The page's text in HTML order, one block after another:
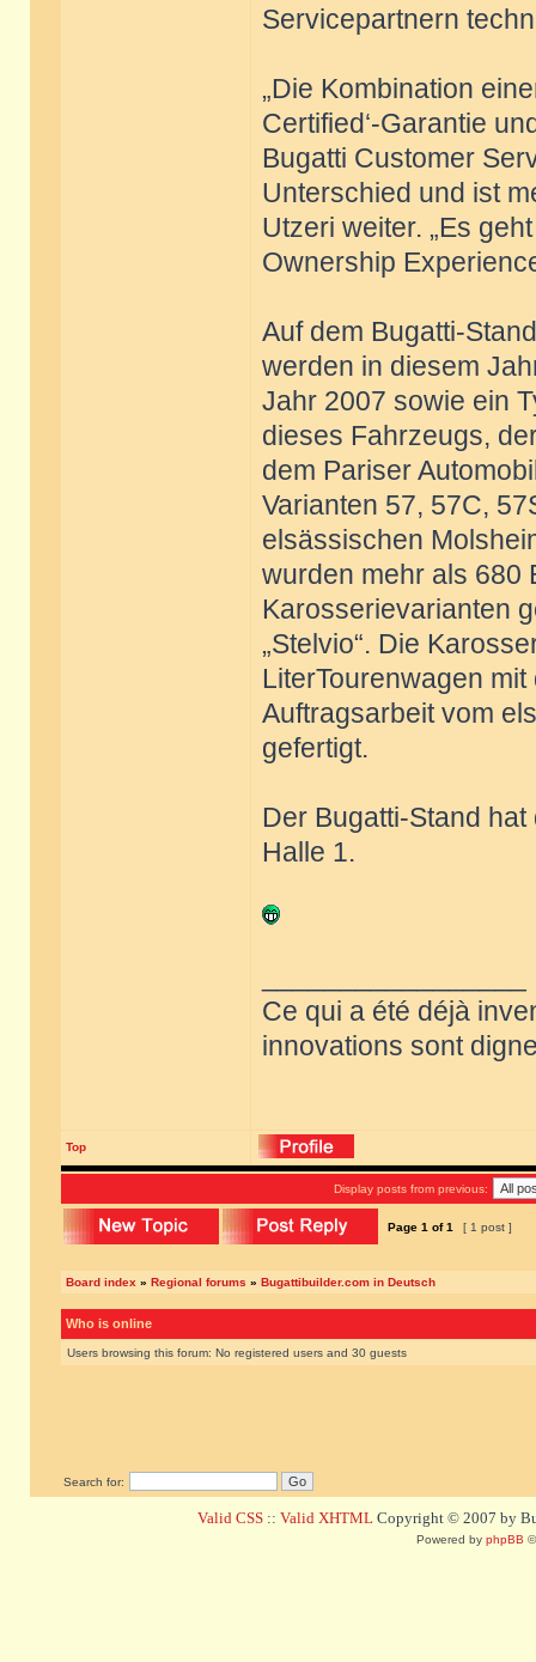
Servicepartnern
„Die Kombination
Certified‘-Garantie
Bugatti Customer
Unterschied und ist
Utzeri weiter. „Es
Ownership
Auf dem Bugatti-
werden in diesem
Jahr 2007 sowie ein
dieses Fahrzeugs,
dem Pariser
Varianten 57, 57C,
elsässischen
wurden mehr als 680
Karosserievarianten
„Stelvio“. Die
LiterTourenwagen
Auftragsarbeit vom
gefertigt.
Der Bugatti-Stand
Halle 1.
Ce qui a été déjà
innovations sont
Top
Display posts from previous:
Page 1 of1 [ 1 post ]
Board index » Regional forums » Bugattibuilder.com in Deutsch
Who is online
Users browsing this forum: No registered users and 30 guests
Search for:
Valid CSS :: Valid XHTML Copyright © 2007 by
Powered by phpBB